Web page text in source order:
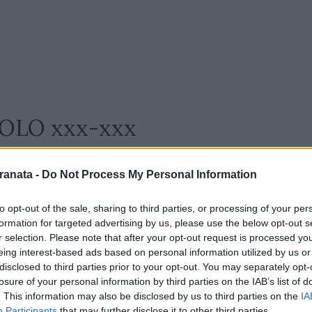
- Do Not Process My Personal Information
opt-out of the sale, sharing to third parties, or processing of your
for targeted advertising by us, please use the below opt-out
selection. Please note that after your opt-out request is processed
interest-based ads based on personal information utilized by us
to third parties prior to your opt-out. You may separately
of your personal information by third parties on the IAB’s list of
This information may also be disclosed by us to third parties on the
xxx-xxx
Coulibaly, Maggiore, Gomis (1'st
A disposizione: Fiorillo,
Gyomber, Martegani, Legowski, Sfait.
Erlic (24'st Kumbulla), Ferrari, Doig;
(47'st Viti), Thorstvedt (28'st Racic),